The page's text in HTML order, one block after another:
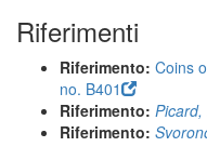
Riferimenti
Riferimento: Coins
no. B401
Riferimento:
Riferimento: